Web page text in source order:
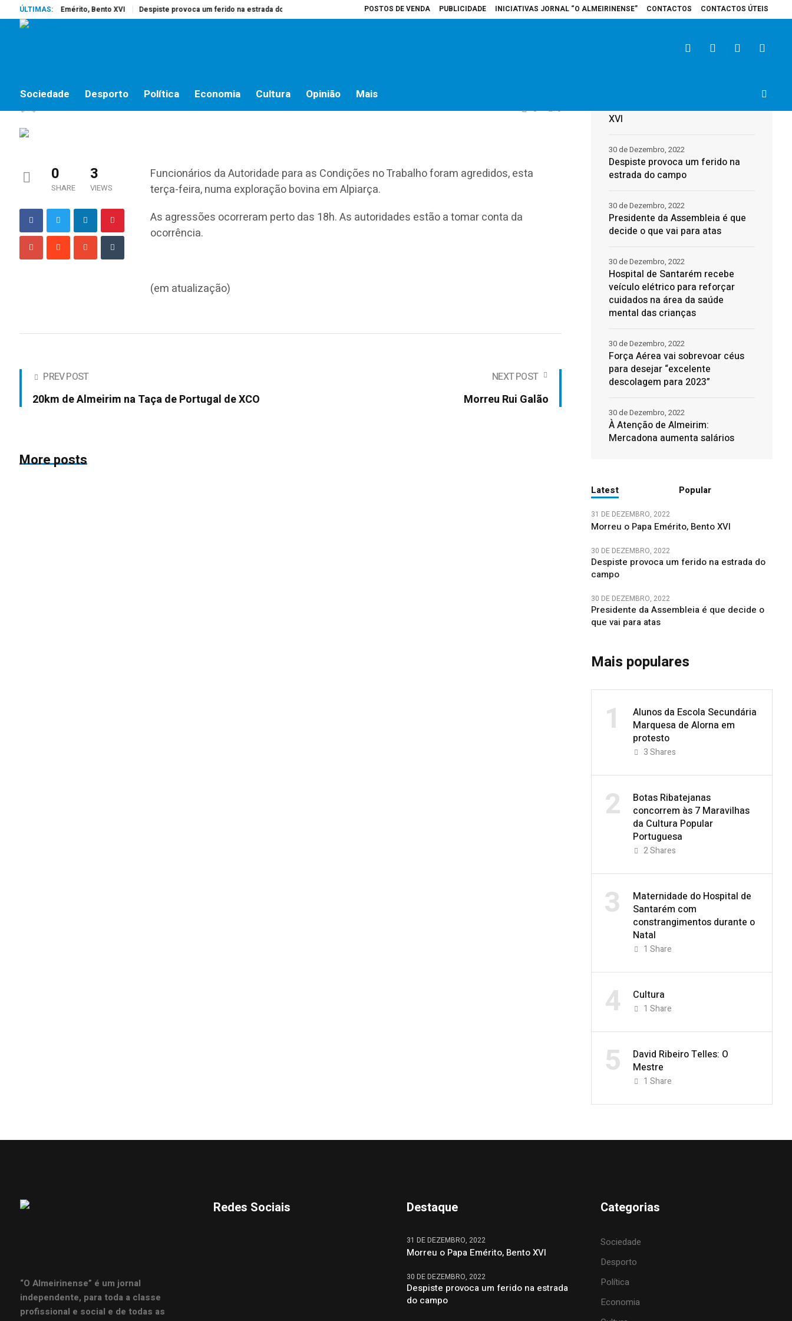
POSTOS DE VENDA PUBLICIDADE INICIATIVAS JORNAL “O ALMEIRINENSE” CONTACTOS CONTACTOS ÚTEIS
ÚLTIMAS:
o Papa Emérito, Bento XVI Despiste provoca um ferido na estrada do campo Presidente da Assembleia é que decide o que vai para atas Hospital de Santarém recebe veículo elétrico para reforçar cuidados na área
Sociedade Desporto Política Economia Cultura Opinião Mais
3 0
0
SHARE
3
VIEWS
Funcionários da Autoridade para as Condições no Trabalho foram agredidos, esta
terça-feira, numa exploração bovina em Alpiarça.
As agressões ocorreram perto das 18h. As autoridades estão a tomar conta da
ocorrência.
(em atualização)
PREV POST
20km de Almeirim na Taça de Portugal de XCO
NEXT POST
Morreu Rui Galão
More posts
XVI
Despiste provoca um ferido na
estrada do campo
30 de Dezembro, 2022
Presidente da Assembleia é que
decide o que vai para atas
30 de Dezembro, 2022
Hospital de Santarém recebe
veículo elétrico para reforçar
cuidados na área da saúde
mental das crianças
30 de Dezembro, 2022
Força Aérea vai sobrevoar céus
para desejar “excelente
descolagem para 2023”
30 de Dezembro, 2022
À Atenção de Almeirim:
Mercadona aumenta salários
30 de Dezembro, 2022
Latest Popular
31 DE DEZEMBRO, 2022
Morreu o Papa Emérito, Bento XVI
30 DE DEZEMBRO, 2022
Despiste provoca um ferido na estrada do
campo
30 DE DEZEMBRO, 2022
Presidente da Assembleia é que decide o
que vai para atas
Mais populares
1
Alunos da Escola Secundária
Marquesa de Alorna em
protesto
3Shares
2
Botas Ribatejanas
concorrem às 7 Maravilhas
da Cultura Popular
Portuguesa
2Shares
3
Maternidade do Hospital de
Santarém com
constrangimentos durante o
Natal
1 Share
4 Cultura
1 Share
5
David Ribeiro Telles: O
Mestre
1 Share
“O Almeirinense” é um jornal
independente, para toda a classe
profissional e social e de todas as
Redes Sociais Destaque
31 DE DEZEMBRO, 2022
Morreu o Papa Emérito, Bento XVI
30 DE DEZEMBRO, 2022
Despiste provoca um ferido na estrada
do campo
Categorias
Sociedade
Desporto
Política
Economia